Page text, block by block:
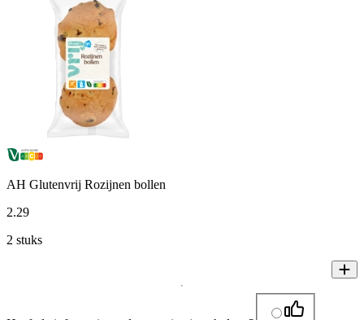
AH Glutenvrij Rozijnen bollen
2.29
2 stuks